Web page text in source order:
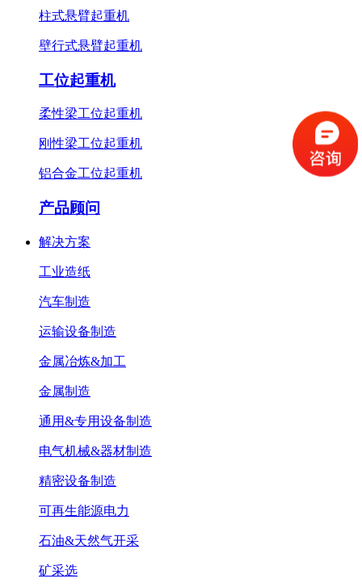
柱式悬臂起重机
壁行式悬臂起重机
工位起重机
柔性梁工位起重机
刚性梁工位起重机
铝合金工位起重机
产品顾问
解决方案
工业造纸
汽车制造
运输设备制造
金属冶炼&加工
金属制造
通用&专用设备制造
电气机械&器材制造
精密设备制造
可再生能源电力
石油&天然气开采
矿采选